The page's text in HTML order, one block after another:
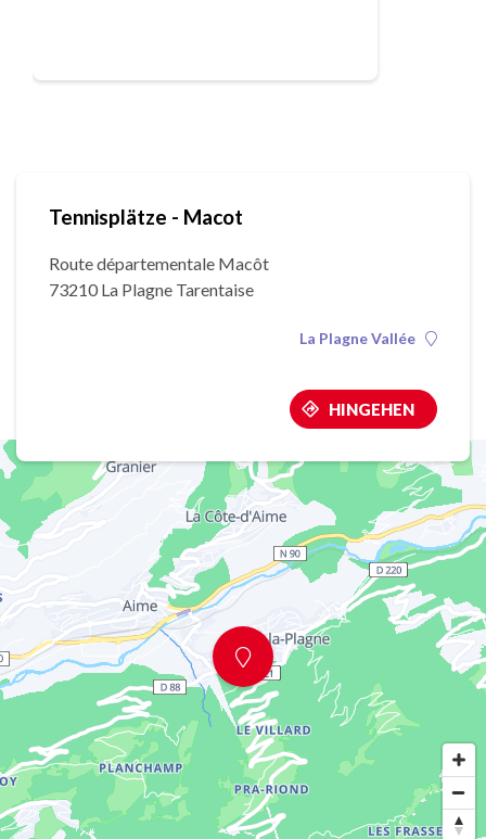
Tennisplätze - Macot
Route départementale Macôt
73210 La Plagne Tarentaise
La Plagne Vallée
HINGEHEN